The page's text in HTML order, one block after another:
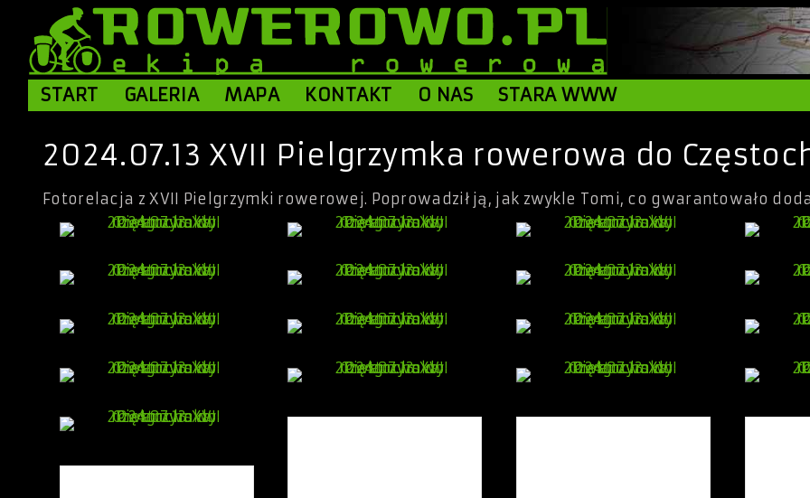
START GALERIA MAPA KONTAKT O NAS STARA WWW
2024.07.13 XVII Pielgrzymka rowerowa do
Fotorelacja z XVII Pielgrzymki rowerowej. Poprowadził ją, jak zwykle Tomi, co gwarantowało